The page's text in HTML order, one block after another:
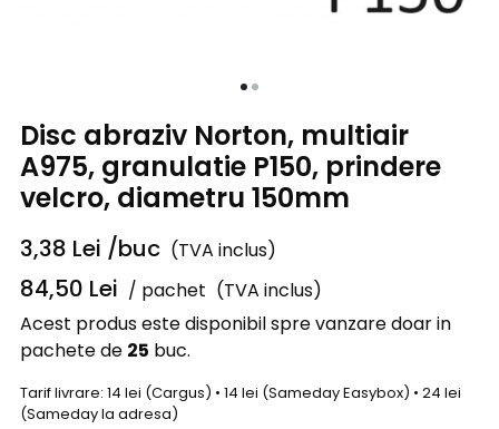
Disc abraziv Norton, multiair
A975, granulatie P150, prindere
velcro, diametru 150mm
3,38 Lei /buc (TVA inclus)
84,50 Lei / pachet (TVA inclus)
Acest produs este disponibil spre vanzare doar in
pachete de 25 buc.
Tarif livrare: 14 lei (Cargus) • 14 lei (Sameday Easybox) • 24 lei
(Sameday la adresa)